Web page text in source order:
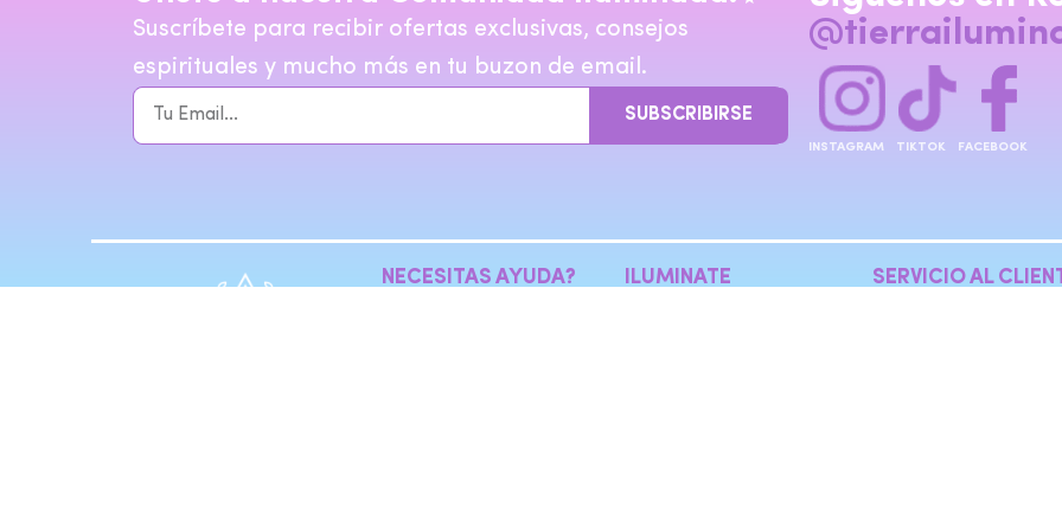
Suscríbete para recibir ofertas exclusivas, consejos
espirituales y mucho más en tu buzon de email.
SUBSCRIBIRSE
INSTAGRAM TIKTOK FACEBOOK
NECESITAS AYUDA? ILUMINATE SERVICIO AL